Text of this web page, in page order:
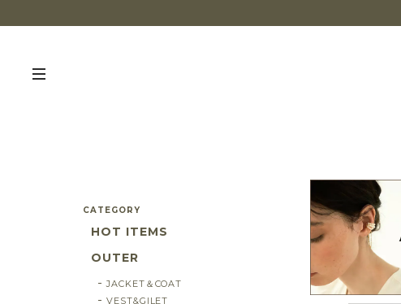
CATEGORY
HOT ITEMS
OUTER
JACKET＆COAT
VEST&GILET